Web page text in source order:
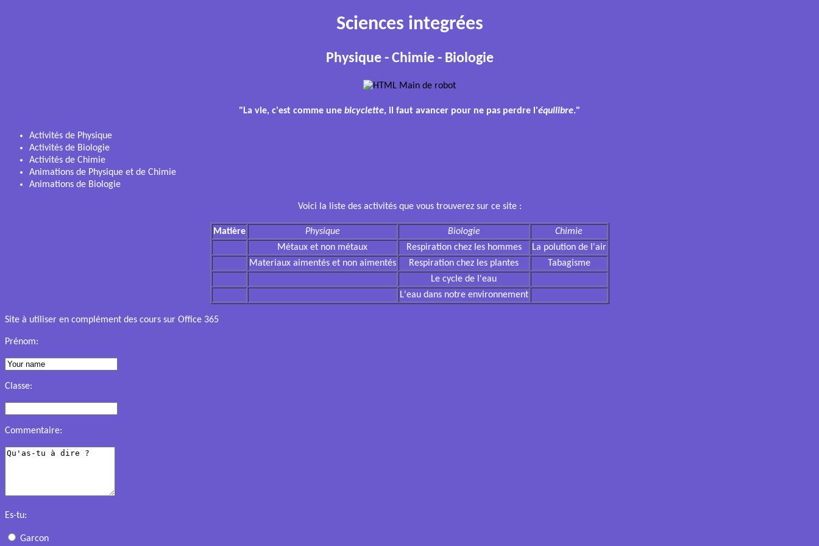
Sciences integrées
Physique - Chimie - Biologie
"La vie, c'est comme une bicyclette, il faut avancer pour ne pas perdre l'équilibre."
Activités de Physique
Activités de Biologie
Activités de Chimie
Animations de Physique et de Chimie
Animations de Biologie
Voici la liste des activités que vous trouverez sur ce site :
Matière Physique Biologie
Chimie
Métaux et non métaux
Respiration chez les hommes
La polution de l'air
Materiaux aimentés et non aimentés
Respiration chez les plantes
Tabagisme
Le cycle de l'eau
L'eau dans notre environnement
Site à utiliser en complément des cours sur Office 365
Prénom:
Classe:
Commentaire:
Es-tu:
Garcon